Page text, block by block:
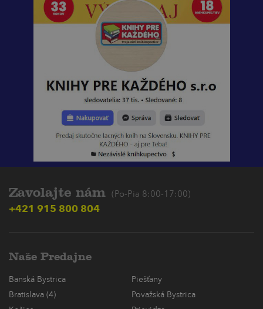
Zavolajte nám (Po-Pia 8:00-17:00)
+421 915 800 804
Naše Predajne
Banská Bystrica
Piešťany
Bratislava (4)
Považská Bystrica